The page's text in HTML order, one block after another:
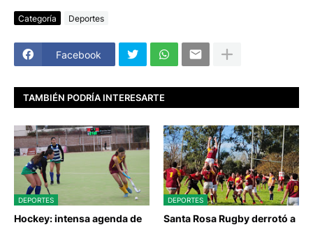
Categoría Deportes
Facebook
TAMBIÉN PODRÍA INTERESARTE
DEPORTES
Hockey: intensa agenda de
DEPORTES
Santa Rosa Rugby derrotó a